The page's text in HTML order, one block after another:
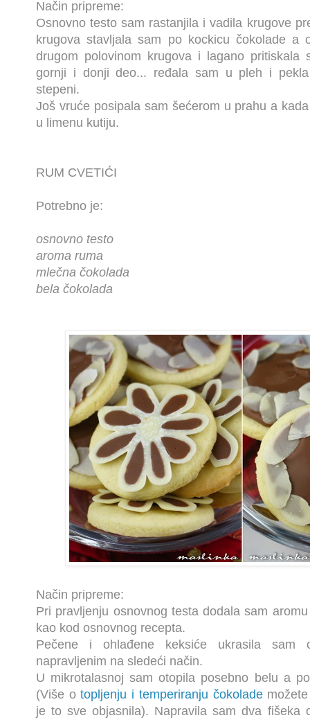
Način pripreme:
Osnovno testo sam rastanjila i vadila krugove
krugova stavljala sam po kockicu čokolade a
drugom polovinom krugova i lagano pritiskala
gornji i donji deo... ređala sam u pleh i
stepeni.
Još vruće posipala sam šećerom u prahu a
u limenu kutiju.
RUM CVETIĆI
Potrebno je:
osnovno testo
aroma ruma
mlečna čokolada
bela čokolada
Način pripreme:
Pri pravljenju osnovnog testa dodala sam
kao kod osnovnog recepta.
Pečene i ohlađene keksiće ukrasila sam
napravljenim na sledeći način.
U mikrotalasnoj sam otopila posebno belu a
(Više otopljenju i temperiranju čokolademožete
je to sve objasnila). Napravila sam dva fišeka